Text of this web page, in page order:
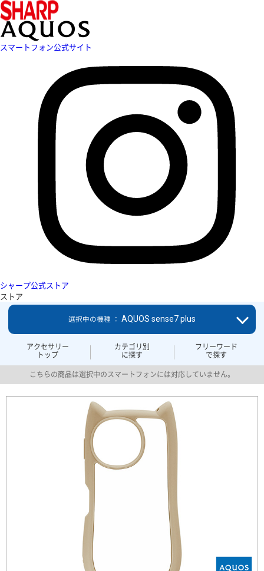
スマートフォン公式サイト
シャープ公式ストア
ストア
アクセサリー
トップ
カテゴリ別
に探す
フリーワード
で探す
選択中の機種 ： AQUOS sense7 plus
こちらの商品は選択中のスマートフォンには対応していません。